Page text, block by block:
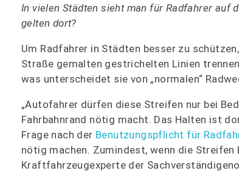
In vielen Städten sieht man für Radfahrer auf
gelten dort?
Um Radfahrer in Städten besser zu
Straße gemalten gestrichelten Linien
was unterscheidet sie von „normalen“
„Autofahrer dürfen diese Streifen nur bei
Fahrbahnrand nötig macht. Das Halten ist
Frage nach der Benutzungspflicht für
nötig machen. Zumindest, wenn die
Kraftfahrzeugexperte der